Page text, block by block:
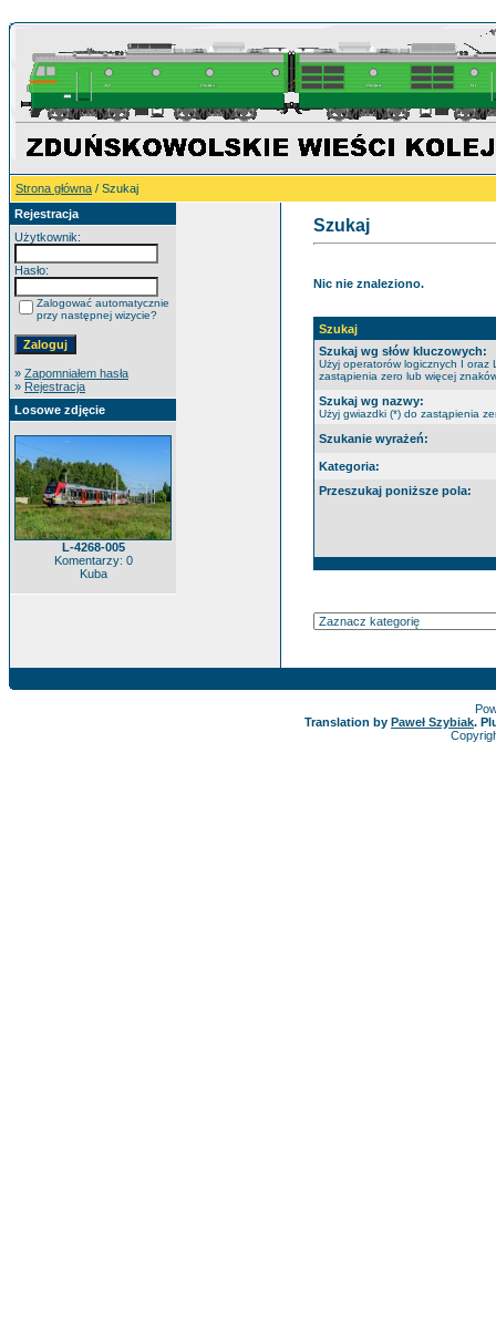
Strona główna / Szukaj
Rejestracja
Użytkownik:
Hasło:
Zalogować automatycznie
przy następnej wizycie?
» Zapomniałem hasła
» Rejestracja
Losowe zdjęcie
L-4268-005
Komentarzy: 0
Kuba
Szukaj
Nic nie znaleziono.
Szukaj
Szukaj wg słów kluczowych:
Użyj operatorów logicznych I oraz
zastąpienia zero lub więcej
Szukaj wg nazwy:
Użyj gwiazdki (*) do zastąpienia
Szukanie wyrażeń:
Kategoria:
Przeszukaj poniższe pola:
Translation by Paweł Szybiak.